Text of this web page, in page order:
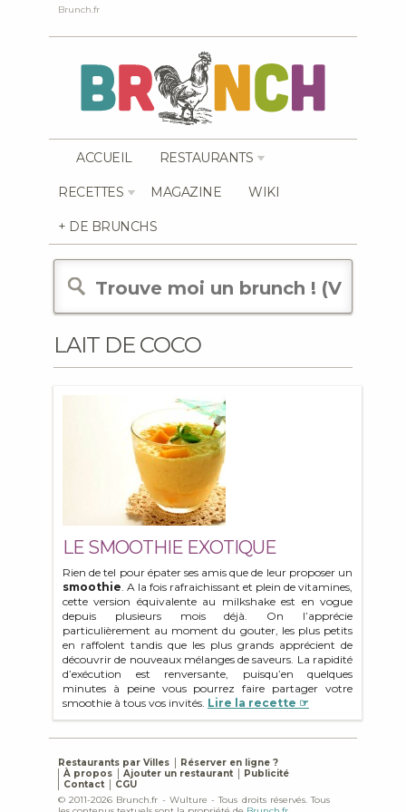
Brunch.fr
ACCUEIL RESTAURANTS
RECETTES MAGAZINE WIKI
+ DE BRUNCHS
LAIT DE COCO
LE SMOOTHIE EXOTIQUE
Rien de tel pour épater ses amis que de leur proposer un
smoothie. A la fois rafraichissant et plein de vitamines,
cette version équivalente au milkshake est en vogue
depuis plusieurs mois déjà. On l’apprécie
particulièrement au moment du gouter, les plus petits
en raffolent tandis que les plus grands apprécient de
découvrir de nouveaux mélanges de saveurs. La rapidité
d’exécution est renversante, puisqu’en quelques
minutes à peine vous pourrez faire partager votre
smoothie à tous vos invités. Lire la recette ☞
Restaurants par Villes
Réserver en ligne ?
À propos
Ajouter un restaurant
Publicité
Contact
CGU
© 2011-2026 Brunch.fr - Wulture - Tous droits réservés. Tous